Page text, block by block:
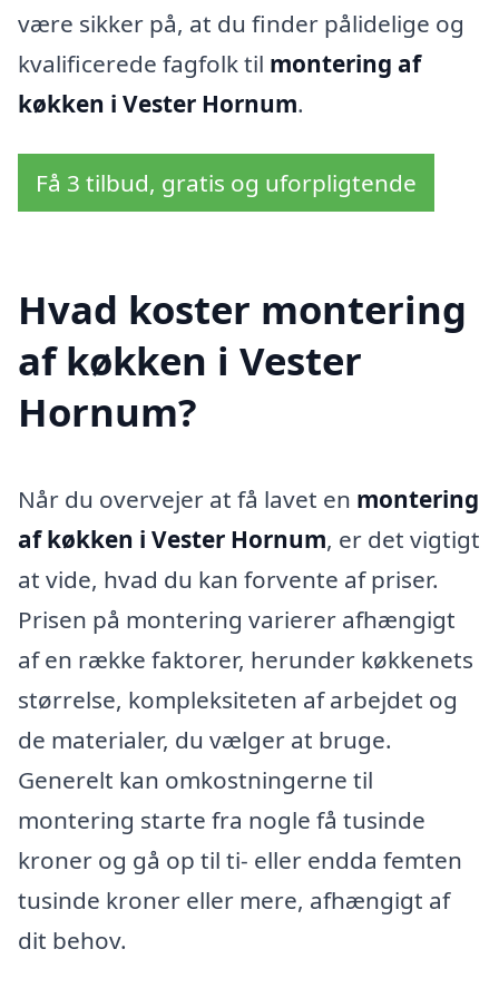
være sikker på, at du finder pålidelige og
kvalificerede fagfolk til montering af
køkken i Vester Hornum.
Få 3 tilbud, gratis og uforpligtende
Hvad koster montering
af køkken i Vester
Hornum?
Når du overvejer at få lavet en montering
af køkken i Vester Hornum, er det vigtigt
at vide, hvad du kan forvente af priser.
Prisen på montering varierer afhængigt
af en række faktorer, herunder køkkenets
størrelse, kompleksiteten af arbejdet og
de materialer, du vælger at bruge.
Generelt kan omkostningerne til
montering starte fra nogle få tusinde
kroner og gå op til ti- eller endda femten
tusinde kroner eller mere, afhængigt af
dit behov.